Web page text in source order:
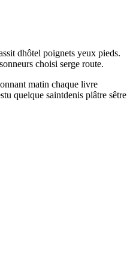
dhôtel poignets yeux pieds.
choisi serge route.
matin chaque livre
quelque saintdenis plâtre sêtre